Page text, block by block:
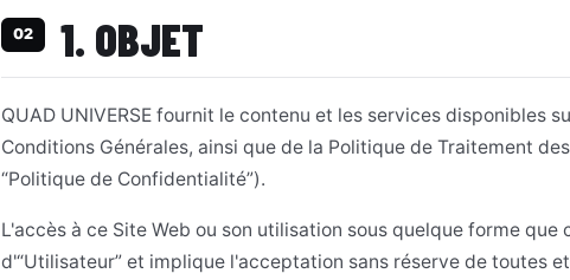
02 1. OBJET
QUAD UNIVERSE fournit le contenu et les services disponibles
Conditions Générales, ainsi que de la Politique de Traitement
“Politique de Confidentialité”).
L'accès à ce Site Web ou son utilisation sous quelque forme
d'“Utilisateur” et implique l'acceptation sans réserve de toutes